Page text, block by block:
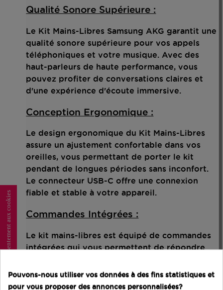
Qualité Sonore Supérieure :
Le Kit Mains-Libres Samsung AKG garantit une
qualité sonore supérieure pour vos appels
téléphoniques et votre musique. Avec des
haut-parleurs de haute performance, vous
pouvez profiter de conversations claires et
d'une expérience d'écoute immersive.
Conception Ergonomique :
Le design ergonomique du Kit Mains-Libres
assure un ajustement confortable dans vos
oreilles, vous permettant de porter le kit
pendant de longues périodes sans inconfort.
Le connecteur USB-C offre une connexion
fiable et stable à votre appareil.
Commandes Intégrées :
Le kit mains-libres est équipé de commandes
intégrées qui vous permettent de répondre
contrôler la lecture de la musique en toute
simplicité. Vous n'avez pas besoin de sortir
Pouvons-nous utiliser vos données à des fins statistiques et
pour vous proposer des annonces personnalisées?
Consentement aux cookies